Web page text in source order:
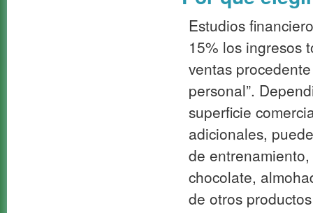
Estudios
15% los ingresos
ventas
personal”.
superficie
adicionales,
de
chocolate,
de otros